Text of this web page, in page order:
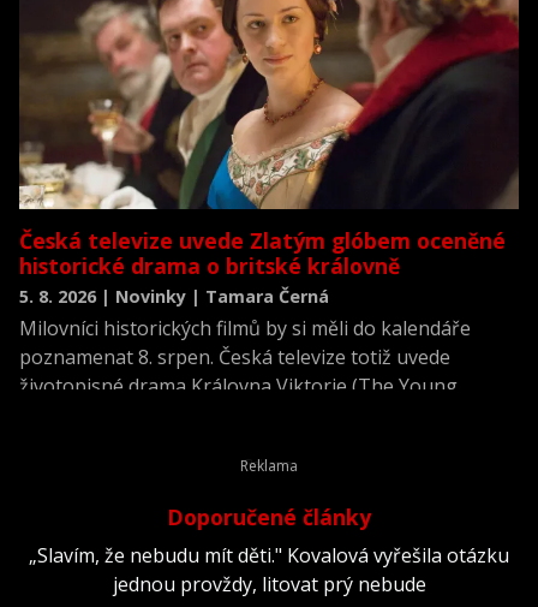
Česká televize uvede Zlatým glóbem oceněné
historické drama o britské královně
5. 8. 2026 | Novinky | Tamara Černá
Milovníci historických filmů by si měli do kalendáře
poznamenat 8. srpen. Česká televize totiž uvede
životopisné drama Královna Viktorie (The Young
Doporučené články
„Slavím, že nebudu mít děti." Kovalová vyřešila otázku
jednou provždy, litovat prý nebude